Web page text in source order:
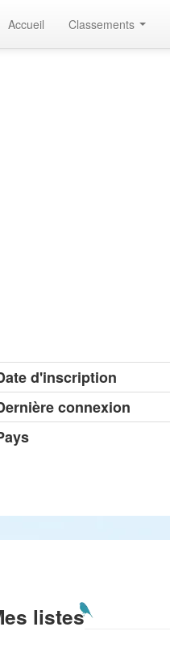
Accueil Classements
d'inscription
connexion
listes